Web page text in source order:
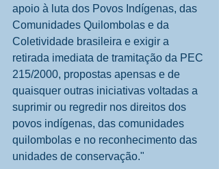
apoio à luta dos Povos Indígenas, das
Comunidades Quilombolas e da
Coletividade brasileira e exigir a
retirada imediata de tramitação da PEC
215/2000, propostas apensas e de
quaisquer outras iniciativas voltadas a
suprimir ou regredir nos direitos dos
povos indígenas, das comunidades
quilombolas e no reconhecimento das
unidades de conservação."